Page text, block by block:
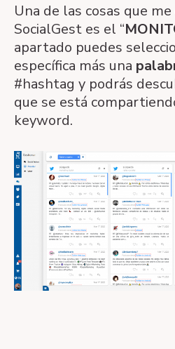
Una de las cosas que
SocialGest es el “
apartado puedes
específica más una
#hashtag y podrás
que se está
keyword.